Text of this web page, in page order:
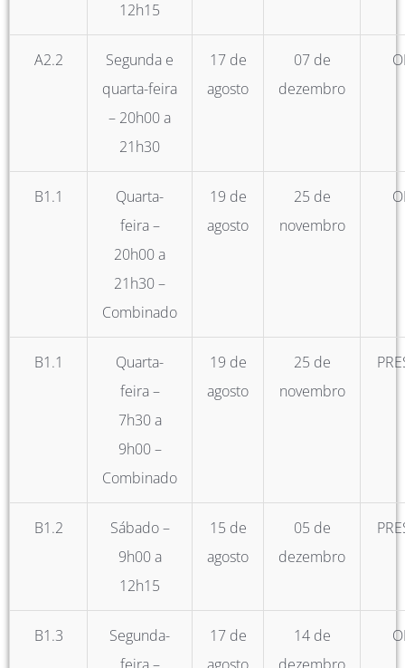
12h15
A2.2
Segunda e
quarta-feira
– 20h00 a
21h30
17 de
agosto
07 de
dezembro
B1.1
Quarta-
feira –
20h00 a
21h30 –
Combinado
19 de
agosto
25 de
novembro
B1.1
Quarta-
feira –
7h30 a
9h00 –
Combinado
19 de
agosto
25 de
novembro
B1.2
Sábado –
9h00 a
12h15
15 de
agosto
05 de
dezembro
B1.3
Segunda-
17 de
14 de